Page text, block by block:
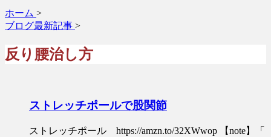
ホーム >
ブログ最新記事 >
反り腰治し方
ストレッチポールで股関節
ストレッチポール https://amzn.to/32XWwop 【note】「